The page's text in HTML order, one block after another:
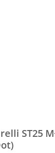
ST25